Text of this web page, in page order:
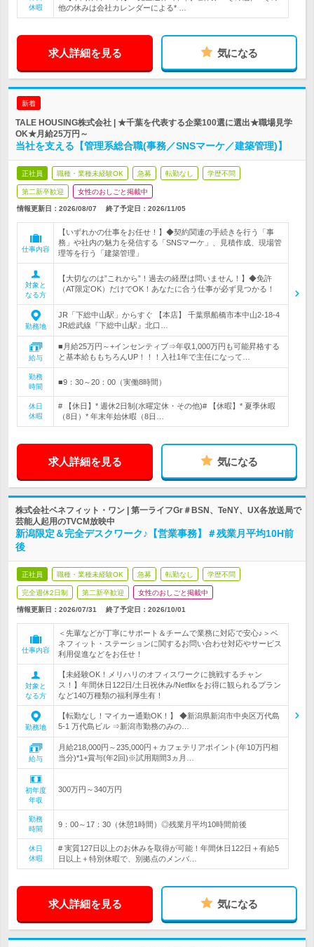
休暇
他の休みは会社カレンダーによる* …
求人詳細を見る 気になる
新着
TALE HOUSING株式会社 | ★千葉を代表する企業100選に選出★職場見学
OK★月給25万円～
当社を支える【管理系総合職(事務／SNSマーケ／建築管理)】
正社員 職種・業種未経験OK 急募 転勤なし 学歴不問
第二新卒歓迎 女性のおしごと掲載中
情報更新日：2026/08/07 終了予定日： 2026/11/05
仕事内容
【いずれかの仕事をお任せ！】◆契約関連の手続きを行う「事
務」や社内の魅力を発信する「SNSマーケ」、見積作成、現場管
理等を行う「建築管理」
対象と
なる方
【大切なのは”これから”！過去の経歴は問いません！】◆免許
（AT限定OK）だけでOK！あなたに合う仕事が必ず見つかる！
勤務地
JR「下総中山駅」からすぐ 【本店】 千葉県船橋市本中山2-18-4
JR総武線『下総中山駅』北口…
給与
■月給25万円～+インセンティブ⇒年収1,000万円も可能昇格する
と基本給ももちろんUP！！！入社1年で主任になって…
勤務
時間
■9：30～20：00（実働8時間）
休日
休暇
# 【休日】* 週休2日制(水曜定休・その他)# 【休暇】* 夏季休暇
（8日）* 年末年始休暇（8日…
求人詳細を見る 気になる
株式会社ベネフィット・ワン | 第一ライフGr＃BSN、TeNY、UX各放送局で
芸能人起用のTVCM放映中
新潟限定＆完全デスクワーク♪【営業事務】＃残業月平均10H前
後
正社員 職種・業種未経験OK 急募 転勤なし 学歴不問
完全週休2日制 第二新卒歓迎 女性のおしごと掲載中
情報更新日：2026/07/31 終了予定日： 2026/10/01
仕事内容
＜先輩などが丁寧にサポート＆チームで業務に対応で安心♪＞ベ
ネフィット・ステーションに関するお問い合わせ対応やサービス
利用促進などをお任せ！
対象と
なる方
【未経験OK！メリハリのオフィスワークに挑戦するチャン
ス！】年間休日122日/土日祝休み/Netflixをお得に観られるプラン
など140万種類の福利厚生有！
勤務地
【転勤なし！マイカー通勤OK！】 ◆新潟県新潟市中央区万代島
5-1 万代島ビル ⇒新潟市勤務のみの…
給与
月給218,000円～235,000円＋カフェテリアポイント(年10万円相
当分)*1+賞与(年2回)※試用期間3ヵ月…
初年度
年収
300万円～340万円
勤務
時間
9：00～17：30（休憩1時間）◎残業月平均10時間前後
休日
休暇
# 実質127日以上のお休みを取得が可能！年間休日122日＋有給5
日以上＋特別休暇で、別拠点のメンバ…
求人詳細を見る 気になる